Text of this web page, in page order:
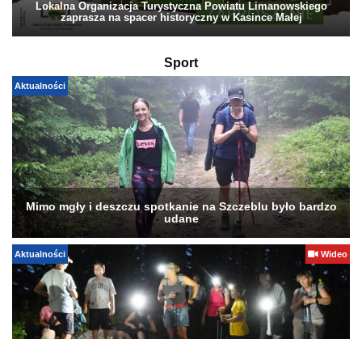
Lokalna Organizacja Turystyczna Powiatu Limanowskiego
zaprasza na spacer historyczny w Kasince Małej
Sport
Aktualności
Mimo mgły i deszczu spotkanie na Szczeblu było bardzo
udane
Aktualności Wideo